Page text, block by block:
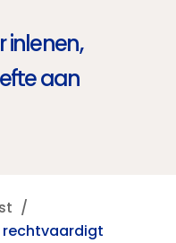
inlenen,
aan
rechtvaardigt